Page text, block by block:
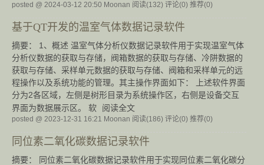
posted @ 2024-03-12 20:50 Moonan 阅读(132) 评论(0) 推荐(0)
基于QT开发的温室气体数据记录软件
摘要： 1、概述 温室气体分析仪数据记录软件用于实现温室气体
分析仪数据的获取与存储，阀箱数据的获取与存储、冷阱数据的
获取与存储、采样单元数据的获取与存储、阀箱和采样单元的远
程操作以及系统功能的管理。其主操作界面如下： 上述软件界面
分为2各区域，左侧是树形目录为系统操作区，右侧是设备交互
界面为数据展示区。 软
阅读全文
posted @ 2023-12-31 16:21 Moonan 阅读(186) 评论(0) 推荐(0)
同位素二氧化碳数据记录软件
摘要： 同位素二氧化碳数据记录软件用于实现同位素二氧化碳分